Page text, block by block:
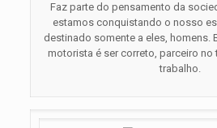
Faz parte do pensamento da
estamos conquistando o nosso
destinado somente a eles, homens.
motorista é ser correto, parceiro no
trabalho.